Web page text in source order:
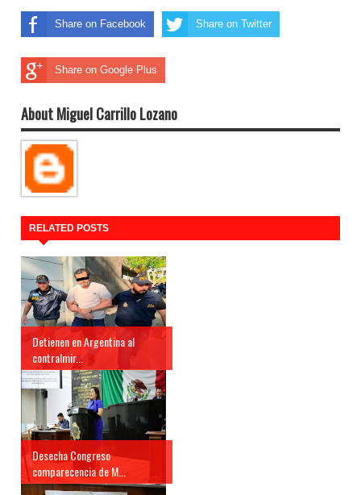
Share on Facebook Share on Twitter
Share on Google Plus
About Miguel Carrillo Lozano
RELATED POSTS
Detienen en Argentina al
contralmir...
Desecha Congreso
comparecencia de M...